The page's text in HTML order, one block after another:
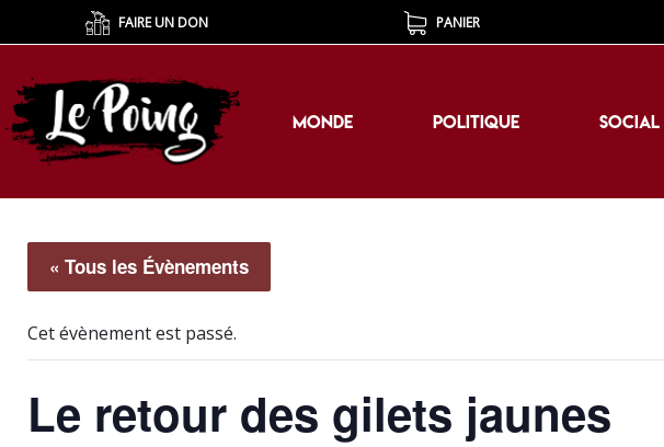
FAIRE UN DON PANIER
MONDE POLITIQUE SOCIAL
MONDE POLITIQUE SOCIAL
« Tous les Évènements
Cet évènement est passé.
Le retour des gilets jaunes